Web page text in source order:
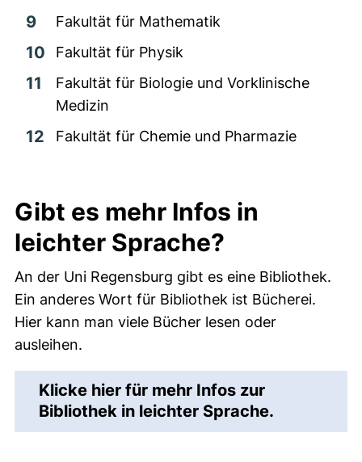
Fakultät für Mathematik
Fakultät für Physik
Fakultät für Biologie und Vorklinische
Medizin
Fakultät für Chemie und Pharmazie
Gibt es mehr Infos in
leichter Sprache?
An der Uni Regensburg gibt es eine Bibliothek.
Ein anderes Wort für Bibliothek ist Bücherei.
Hier kann man viele Bücher lesen oder
ausleihen.
Klicke hier für mehr Infos zur
Bibliothek in leichter Sprache.